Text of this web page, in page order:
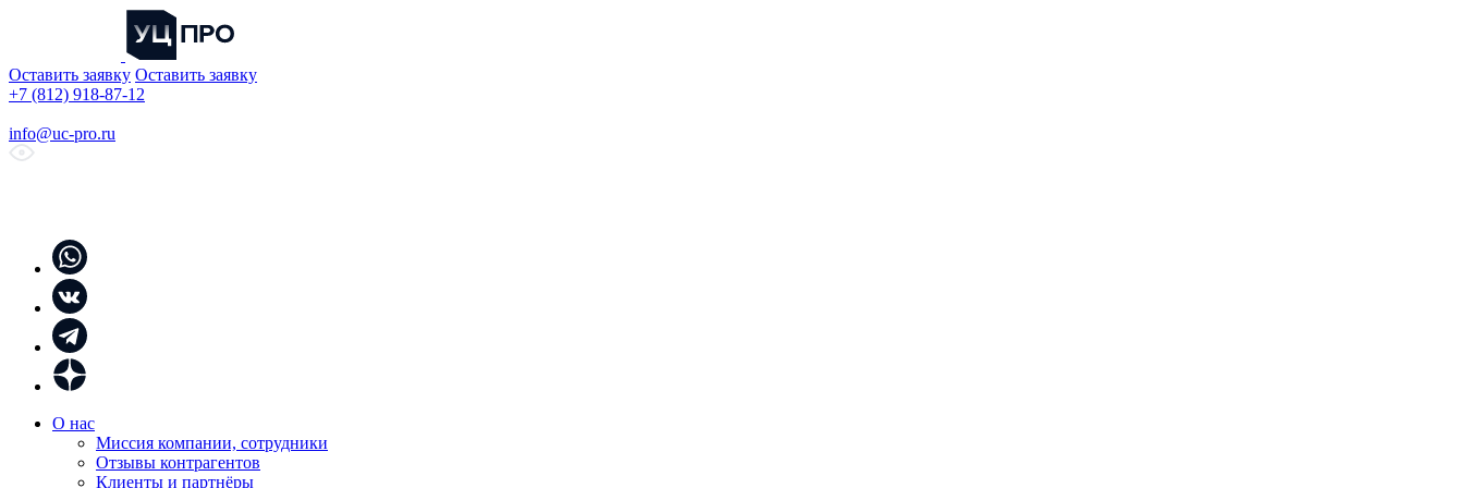
Оставить заявку Оставить заявку
+7 (812) 918-87-12
info@uc-pro.ru
О нас
Миссия компании, сотрудники
Отзывы контрагентов
Клиенты и партнёры